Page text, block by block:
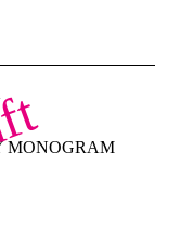
MONOGRAM